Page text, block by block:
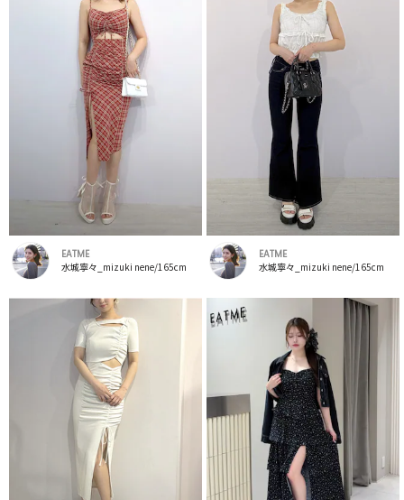
EATME
水城寧々_mizuki nene/165cm
EATME
水城寧々_mizuki nene/165cm